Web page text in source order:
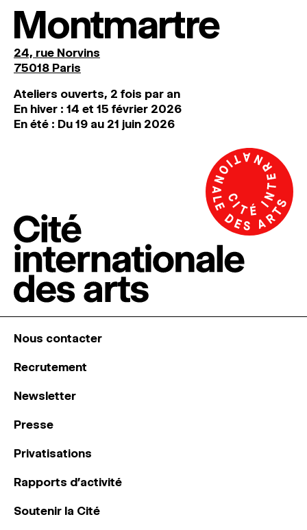
Montmartre
24, rue Norvins
75018 Paris
Ateliers ouverts, 2 fois par an
En hiver : 14 et 15 février 2026
En été : Du 19 au 21 juin 2026
Nous contacter
Recrutement
Newsletter
Presse
Privatisations
Rapports d’activité
Soutenir la Cité